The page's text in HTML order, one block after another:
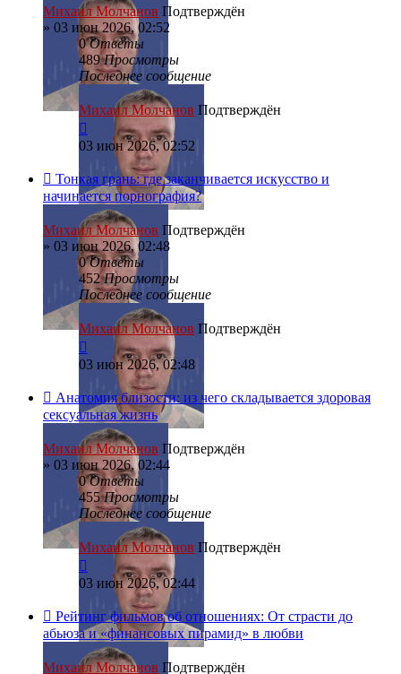
Михаил Молчанов Подтверждён
» 03 июн 2026, 02:52
0Ответы
489Просмотры
Последнее сообщение
Михаил Молчанов Подтверждён
03 июн 2026, 02:52
Тонкая грань: где заканчивается искусство и
начинается порнография?
Михаил Молчанов Подтверждён
» 03 июн 2026, 02:48
0Ответы
452Просмотры
Последнее сообщение
Михаил Молчанов Подтверждён
03 июн 2026, 02:48
Анатомия близости: из чего складывается здоровая
сексуальная жизнь
Михаил Молчанов Подтверждён
» 03 июн 2026, 02:44
0Ответы
455Просмотры
Последнее сообщение
Михаил Молчанов Подтверждён
03 июн 2026, 02:44
Рейтинг фильмов об отношениях: От страсти до
абьюза и «финансовых пирамид» в любви
Михаил Молчанов Подтверждён